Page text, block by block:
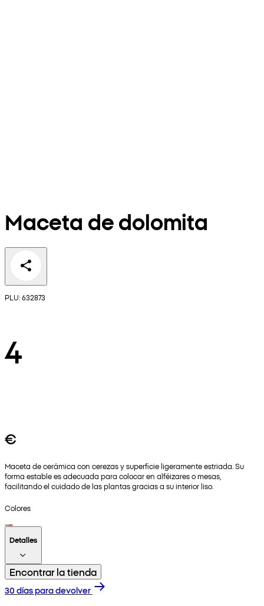
Maceta de dolomita
PLU: 632873
4
€
Maceta de cerámica con cerezas y superficie ligeramente estriada. Su
forma estable es adecuada para colocar en alféizares o mesas,
facilitando el cuidado de las plantas gracias a su interior liso.
Colores
Detalles
Encontrar la tienda
30 días para devolver